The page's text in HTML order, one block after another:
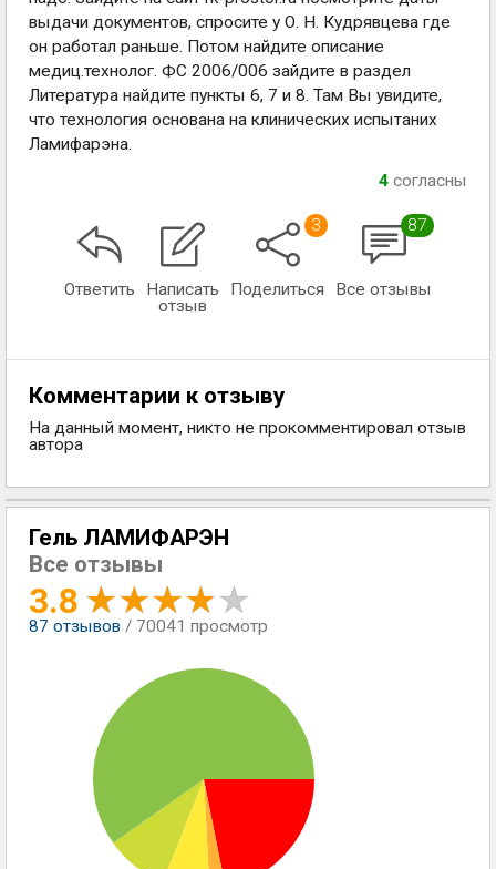
выдачи документов, спросите у О. Н. Кудрявцева где
он работал раньше. Потом найдите описание
медиц.технолог. ФС 2006/006 зайдите в раздел
Литература найдите пункты 6, 7 и 8. Там Вы увидите,
что технология основана на клинических испытаних
Ламифарэна.
4 согласны
Ответить
Написать
отзыв
3
Поделиться
87
Все отзывы
Комментарии к отзыву
На данный момент, никто не прокомментировал отзыв
автора
Гель ЛАМИФАРЭН
Все отзывы
3.8
87 отзывов / 70041 просмотр